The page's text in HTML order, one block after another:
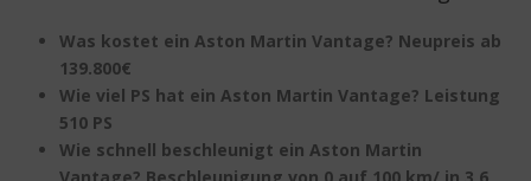
Was kostet ein Aston Martin Vantage? Neupreis ab
139.800€
Wie viel PS hat ein Aston Martin Vantage? Leistung
510 PS
Wie schnell beschleunigt ein Aston Martin